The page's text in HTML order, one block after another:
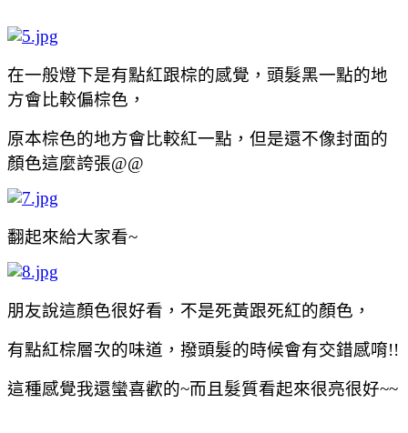
在一般燈下是有點紅跟棕的感覺，頭髮黑一點的地
方會比較偏棕色，
原本棕色的地方會比較紅一點，但是還不像封面的
顏色這麼誇張@@
翻起來給大家看~
朋友說這顏色很好看，不是死黃跟死紅的顏色，
有點紅棕層次的味道，撥頭髮的時候會有交錯感唷!!
這種感覺我還蠻喜歡的~而且髮質看起來很亮很好~~